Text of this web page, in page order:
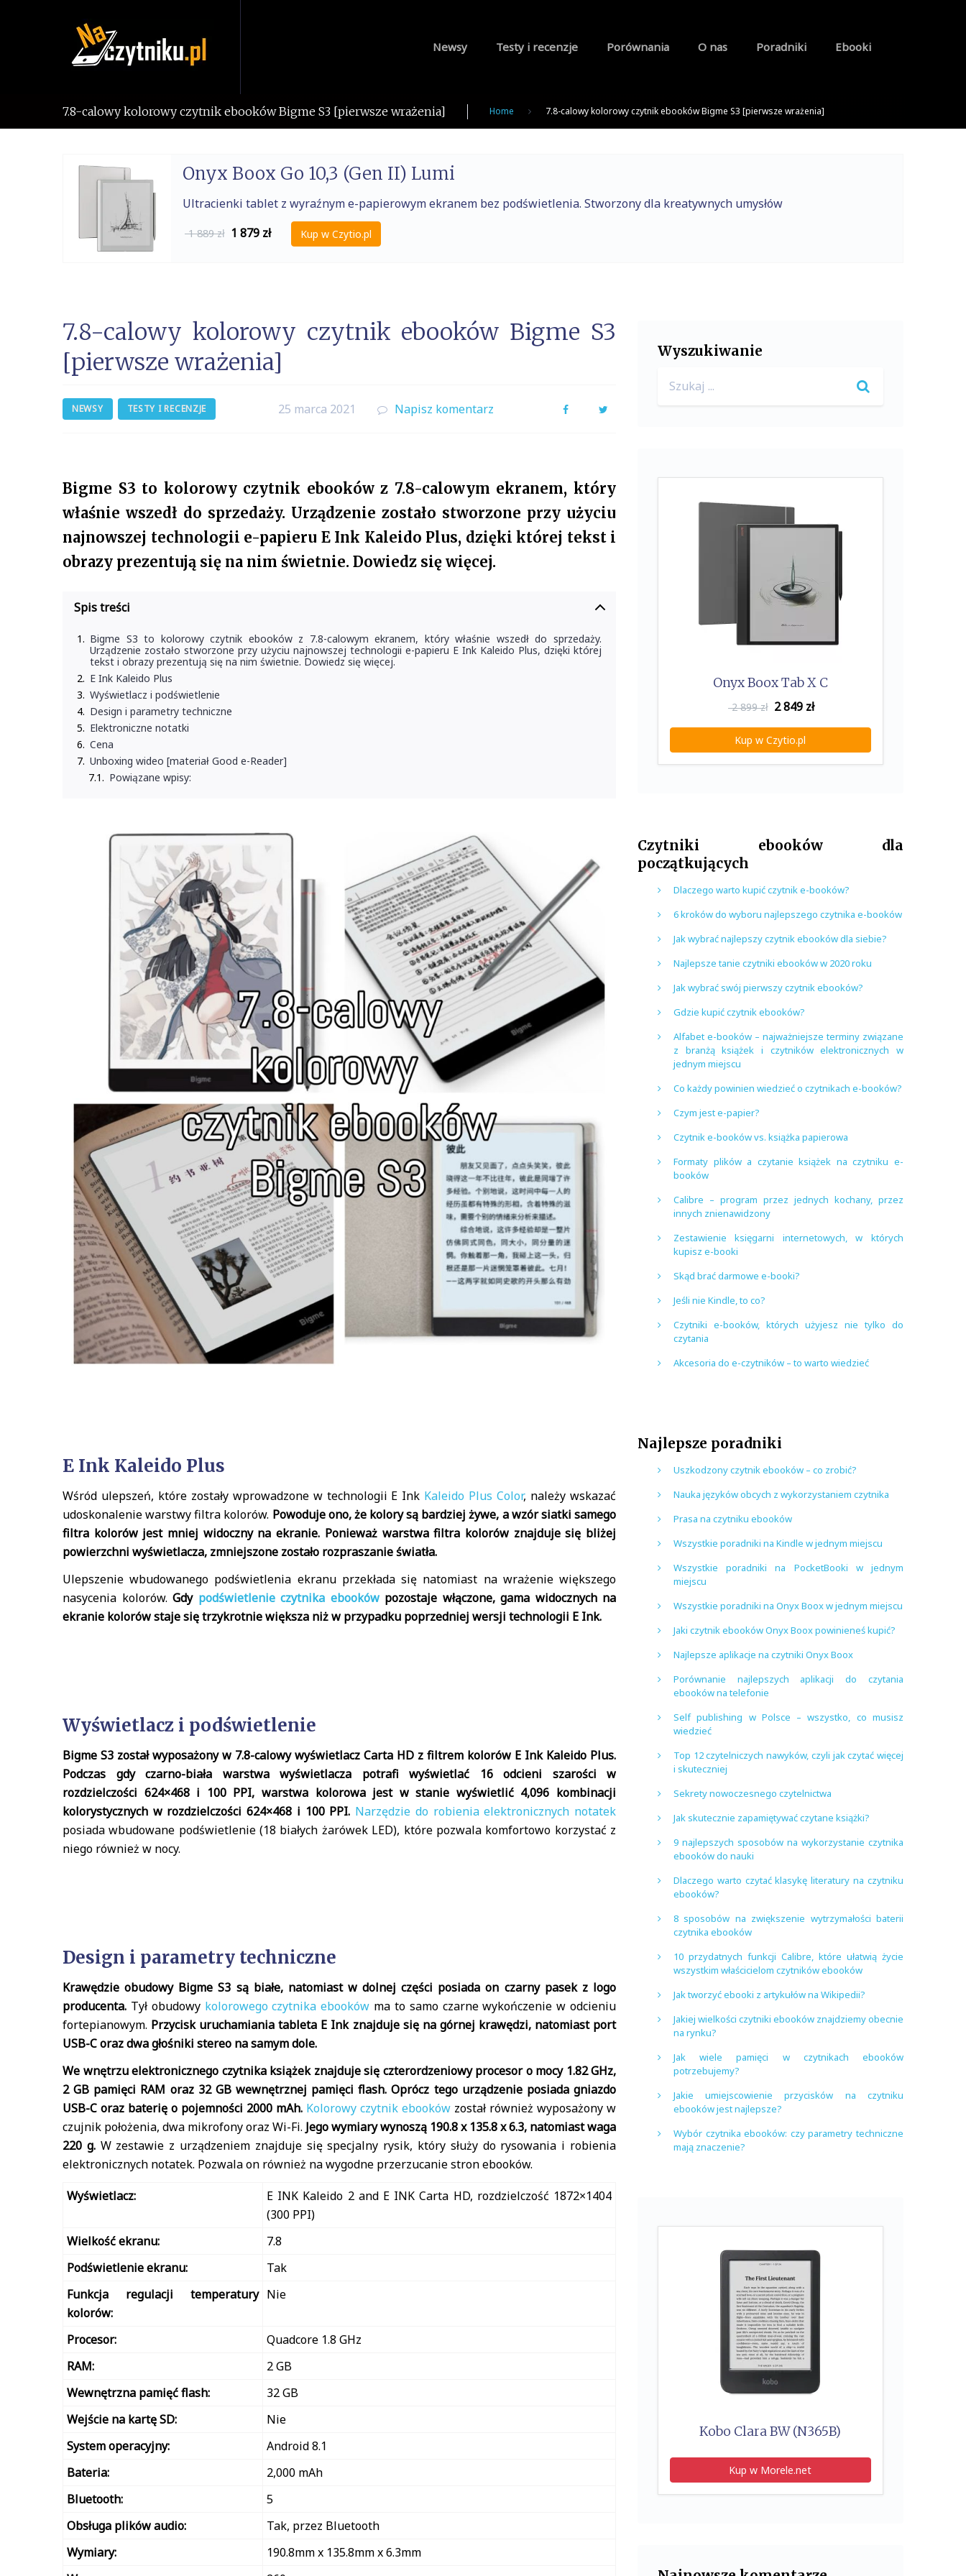
Newsy Testy i recenzje Porównania O nas Poradniki Ebooki
7.8-calowy kolorowy czytnik ebooków Bigme S3 [pierwsze wrażenia] Home 7.8-calowy kolorowy czytnik ebooków Bigme S3 [pierwsze wrażenia]
Onyx Boox Go 10,3 (Gen II) Lumi
Ultracienki tablet z wyraźnym e-papierowym ekranem bez podświetlenia. Stworzony dla kreatywnych umysłów
1 889 zł 1 879 zł Kup w Czytio.pl
7.8-calowy kolorowy czytnik ebooków Bigme S3
[pierwsze wrażenia]
NEWSY TESTY I RECENZJE 25 marca 2021 Napisz komentarz FacebookTwitter
Bigme S3 to kolorowy czytnik ebooków z 7.8-calowym ekranem, który
właśnie wszedł do sprzedaży. Urządzenie zostało stworzone przy użyciu
najnowszej technologii e-papieru E Ink Kaleido Plus, dzięki której tekst i
obrazy prezentują się na nim świetnie. Dowiedz się więcej.
Spis treści
Bigme S3 to kolorowy czytnik ebooków z 7.8-calowym ekranem, który właśnie wszedł do sprzedaży.
Urządzenie zostało stworzone przy użyciu najnowszej technologii e-papieru E Ink Kaleido Plus, dzięki której
tekst i obrazy prezentują się na nim świetnie. Dowiedz się więcej.
E Ink Kaleido Plus
Wyświetlacz i podświetlenie
Design i parametry techniczne
Elektroniczne notatki
Cena
Unboxing wideo [materiał Good e-Reader]
Powiązane wpisy:
E Ink Kaleido Plus
Wśród ulepszeń, które zostały wprowadzone w technologii E Ink Kaleido Plus Color, należy wskazać
udoskonalenie warstwy filtra kolorów. Powoduje ono, że kolory są bardziej żywe, a wzór siatki samego
filtra kolorów jest mniej widoczny na ekranie. Ponieważ warstwa filtra kolorów znajduje się bliżej
powierzchni wyświetlacza, zmniejszone zostało rozpraszanie światła.
Ulepszenie wbudowanego podświetlenia ekranu przekłada się natomiast na wrażenie większego
nasycenia kolorów. Gdy podświetlenie czytnika ebookówpozostaje włączone, gama widocznych na
ekranie kolorów staje się trzykrotnie większa niż w przypadku poprzedniej wersji technologii E Ink.
Wyświetlacz i podświetlenie
Bigme S3 został wyposażony w 7.8-calowy wyświetlacz Carta HD z filtrem kolorów E Ink Kaleido Plus.
Podczas gdy czarno-biała warstwa wyświetlacza potrafi wyświetlać 16 odcieni szarości w
rozdzielczości 624×468 i 100 PPI, warstwa kolorowa jest w stanie wyświetlić 4,096 kombinacji
kolorystycznych w rozdzielczości 624×468 i 100 PPI. Narzędzie do robienia elektronicznych notatek
posiada wbudowane podświetlenie (18 białych żarówek LED), które pozwala komfortowo korzystać z
niego również w nocy.
Design i parametry techniczne
Krawędzie obudowy Bigme S3 są białe, natomiast w dolnej części posiada on czarny pasek z logo
producenta. Tył obudowy kolorowego czytnika ebooków ma to samo czarne wykończenie w odcieniu
fortepianowym. Przycisk uruchamiania tableta E Ink znajduje się na górnej krawędzi, natomiast port
USB-C oraz dwa głośniki stereo na samym dole.
We wnętrzu elektronicznego czytnika książek znajduje się czterordzeniowy procesor o mocy 1.82 GHz,
2 GB pamięci RAM oraz 32 GB wewnętrznej pamięci flash. Oprócz tego urządzenie posiada gniazdo
USB-C oraz baterię o pojemności 2000 mAh. Kolorowy czytnik ebooków został również wyposażony w
czujnik położenia, dwa mikrofony oraz Wi-Fi. Jego wymiary wynoszą 190.8 x 135.8 x 6.3, natomiast waga
220 g.W zestawie z urządzeniem znajduje się specjalny rysik, który służy do rysowania i robienia
elektronicznych notatek. Pozwala on również na wygodne przerzucanie stron ebooków.
Wyświetlacz:
E INK Kaleido 2 and E INK Carta HD, rozdzielczość 1872×1404
(300 PPI)
Wielkość ekranu:
7.8
Podświetlenie ekranu:
Tak
Funkcja regulacji temperatury
kolorów:
Nie
Procesor:
Quadcore 1.8 GHz
RAM:
2 GB
Wewnętrzna pamięć flash:
32 GB
Wejście na kartę SD:
Nie
System operacyjny:
Android 8.1
Bateria:
2,000 mAh
Bluetooth:
5
Obsługa plików audio:
Tak, przez Bluetooth
Wymiary:
190.8mm x 135.8mm x 6.3mm
Wyszukiwanie
for:
Onyx Boox Tab X C
2 899 zł 2 849 zł
Kup w Czytio.pl
Czytniki ebooków dla
początkujących
Dlaczego warto kupić czytnik e-booków?
6 kroków do wyboru najlepszego czytnika e-booków
Jak wybrać najlepszy czytnik ebooków dla siebie?
Najlepsze tanie czytniki ebooków w 2020 roku
Jak wybrać swój pierwszy czytnik ebooków?
Gdzie kupić czytnik ebooków?
Alfabet e-booków – najważniejsze terminy związane
z branżą książek i czytników elektronicznych w
jednym miejscu
Co każdy powinien wiedzieć o czytnikach e-booków?
Czym jest e-papier?
Czytnik e-booków vs. książka papierowa
Formaty plików a czytanie książek na czytniku e-
booków
Calibre – program przez jednych kochany, przez
innych znienawidzony
Zestawienie księgarni internetowych, w których
kupisz e-booki
Skąd brać darmowe e-booki?
Jeśli nie Kindle, to co?
Czytniki e-booków, których użyjesz nie tylko do
czytania
Akcesoria do e-czytników – to warto wiedzieć
Najlepsze poradniki
Uszkodzony czytnik ebooków – co zrobić?
Nauka języków obcych z wykorzystaniem czytnika
Prasa na czytniku ebooków
Wszystkie poradniki na Kindle w jednym miejscu
Wszystkie poradniki na PocketBooki w jednym
miejscu
Wszystkie poradniki na Onyx Boox w jednym miejscu
Jaki czytnik ebooków Onyx Boox powinieneś kupić?
Najlepsze aplikacje na czytniki Onyx Boox
Porównanie najlepszych aplikacji do czytania
ebooków na telefonie
Self publishing w Polsce – wszystko, co musisz
wiedzieć
Top 12 czytelniczych nawyków, czyli jak czytać więcej
i skuteczniej
Sekrety nowoczesnego czytelnictwa
Jak skutecznie zapamiętywać czytane książki?
9 najlepszych sposobów na wykorzystanie czytnika
ebooków do nauki
Dlaczego warto czytać klasykę literatury na czytniku
ebooków?
8 sposobów na zwiększenie wytrzymałości baterii
czytnika ebooków
10 przydatnych funkcji Calibre, które ułatwią życie
wszystkim właścicielom czytników ebooków
Jak tworzyć ebooki z artykułów na Wikipedii?
Jakiej wielkości czytniki ebooków znajdziemy obecnie
na rynku?
Jak wiele pamięci w czytnikach ebooków
potrzebujemy?
Jakie umiejscowienie przycisków na czytniku
ebooków jest najlepsze?
Wybór czytnika ebooków: czy parametry techniczne
mają znaczenie?
Kobo Clara BW (N365B)
Kup w Morele.net